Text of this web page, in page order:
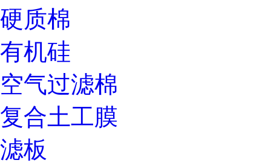
硬质棉
有机硅
空气过滤棉
复合土工膜
滤板